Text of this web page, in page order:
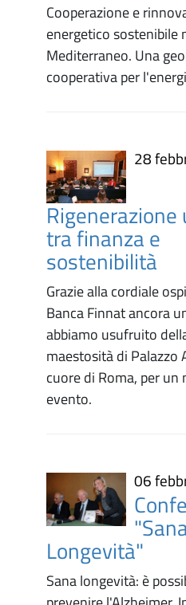
Cooperazione e
energetico sostenibile
Mediterraneo. Una
cooperativa per
28
Rigenerazione
tra finanza e
sostenibilità
Grazie alla cordiale
Banca Finnat ancora
abbiamo usufruito
maestosità di Palazzo
cuore di Roma, per un
evento.
06
Longevità"
Sana longevità: è